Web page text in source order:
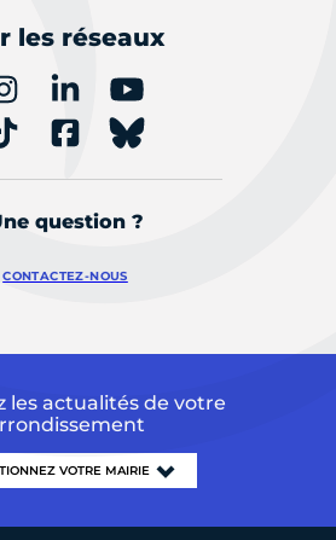
les réseaux
question ?
CONTACTEZ-NOUS
les actualités de votre